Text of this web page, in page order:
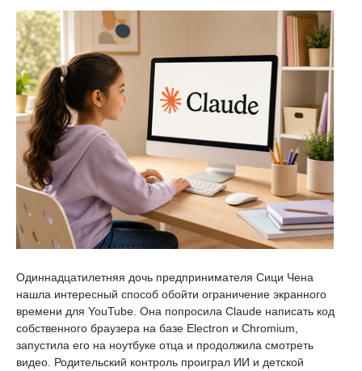
Одиннадцатилетняя дочь предпринимателя Сици Чена
нашла интересный способ обойти ограничение экранного
времени для YouTube. Она попросила Claude написать код
собственного браузера на базе Electron и Chromium,
запустила его на ноутбуке отца и продолжила смотреть
видео. Родительский контроль проиграл ИИ и детской